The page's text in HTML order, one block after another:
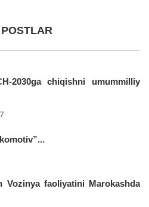
2030ga chiqishni umummilliy
Vozinya faoliyatini Marokashda